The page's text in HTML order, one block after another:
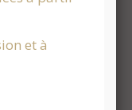
pour le
et à